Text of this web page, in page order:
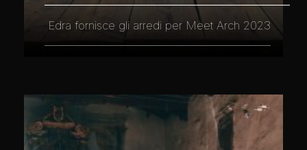
Edra fornisce gli arredi per Meet Arch 2023